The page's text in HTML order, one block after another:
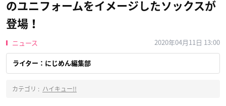
のユニフォームをイメージしたソックスが
登場！
ニュース 2020年04月11日 13:00
ライター：にじめん編集部
カテゴリ : ハイキュー!!